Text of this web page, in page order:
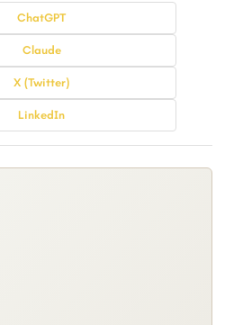
ChatGPT
Claude
X (Twitter)
LinkedIn